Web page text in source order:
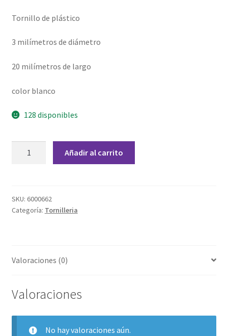
Finalizar compra
Grabado Láser sobre Metal
Impresión 3D
My account
Política de privacidad
Servicios
Shop
Tornillo de plástico
3 milímetros de diámetro
20 milímetros de largo
color blanco
128 disponibles
Añadir al carrito
SKU: 6000662
Categoría: Tornilleria
Valoraciones (0)
Valoraciones
No hay valoraciones aún.